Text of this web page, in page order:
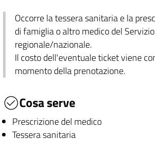
Occorre la tessera sanitaria e la
di famiglia o altro medico del
regionale/nazionale.
Il costo dell'eventuale ticket viene
momento della prenotazione.
Cosa serve
Prescrizione del medico
Tessera sanitaria